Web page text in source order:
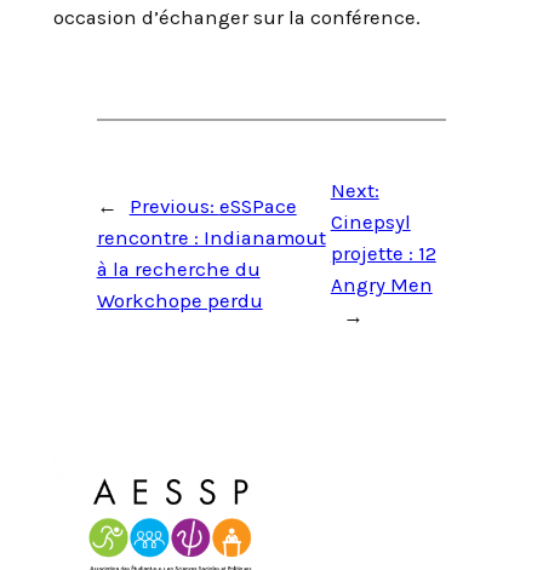
occasion d’échanger sur la conférence.
← Previous: eSSPace
rencontre : Indianamout
à la recherche du
Workchope perdu
Next:
Cinepsyl
projette : 12
Angry Men
→